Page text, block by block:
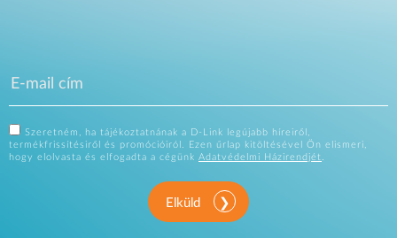
Szeretném, ha tájékoztatnának a D-Link legújabb híreiről,
termékfrissítésiről és promócióiról. Ezen űrlap kitöltésével Ön elismeri,
hogy elolvasta és elfogadta a cégünk Adatvédelmi Házirendjét.
Elküld